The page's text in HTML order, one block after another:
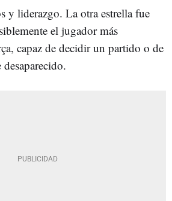
y liderazgo. La otra estrella fue
el jugador más
capaz de decidir un partido o de